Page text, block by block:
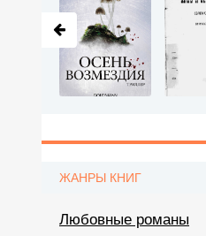
ЖАНРЫ КНИГ
Любовные романы